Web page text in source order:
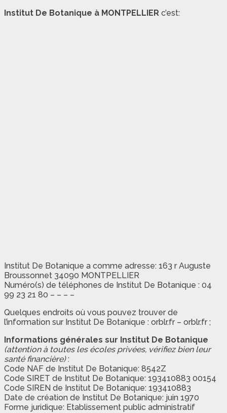
Institut De Botanique à MONTPELLIER c’est:
Institut De Botanique a comme adresse: 163 r Auguste
Broussonnet 34090 MONTPELLIER
Numéro(s) de téléphones de Institut De Botanique : 04
99 23 21 80 – – – –
Quelques endroits où vous pouvez trouver de
l’information sur Institut De Botanique : orblr.fr – orblr.fr ;
Informations générales sur Institut De Botanique
(attention à toutes les écoles privées, vérifiez bien leur
santé financière):
Code NAF de Institut De Botanique: 8542Z
Code SIRET de Institut De Botanique: 193410883 00154
Code SIREN de Institut De Botanique: 193410883
Date de création de Institut De Botanique: juin 1970
Forme juridique: Etablissement public administratif